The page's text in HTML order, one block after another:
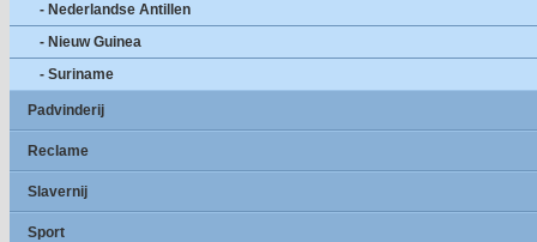
- Nederlandse Antillen
- Nieuw Guinea
- Suriname
Padvinderij
Reclame
Slavernij
Sport